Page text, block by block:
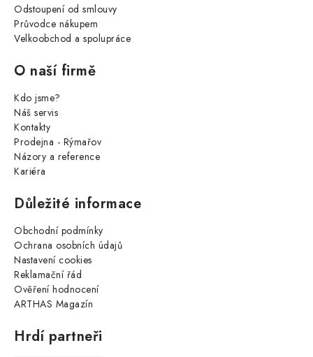
Odstoupení od smlouvy
Průvodce nákupem
Velkoobchod a spolupráce
O naší firmě
Kdo jsme?
Náš servis
Kontakty
Prodejna - Rýmařov
Názory a reference
Kariéra
Důležité informace
Obchodní podmínky
Ochrana osobních údajů
Nastavení cookies
Reklamační řád
Ověření hodnocení
ARTHAS Magazín
Hrdí partneři